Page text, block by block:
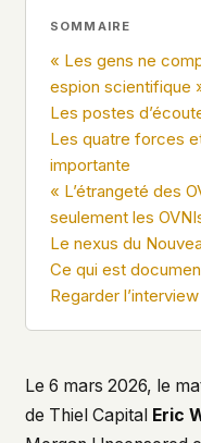
chose not to.
We think the
topic attracts
people reading
being watched. If
military service
someone who's
WHAT WE
Your internet
connected to
every website
don't use them,
exist.
SOMMAIRE
« Les gens ne
espion scientifique
Les postes
Les quatre forces
importante
« L’étrangeté des
seulement les
Le nexus du
Ce qui est
Regarder
Le 6 mars 2026, le
de Thiel Capital Eric